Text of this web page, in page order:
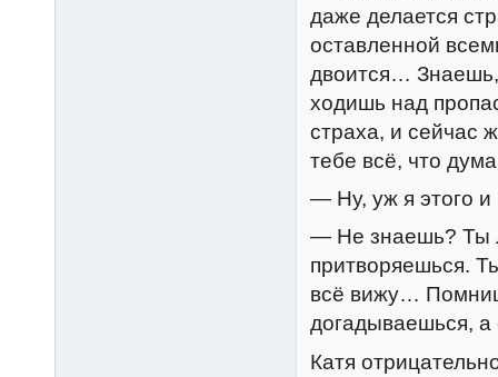
даже делается
оставленной
двоится… Знаешь,
ходишь над
страха, и сейчас
тебе всё, что
— Ну, уж я этого
— Не знаешь? Ты
притворяешься.
всё вижу…
догадываешься,
Катя